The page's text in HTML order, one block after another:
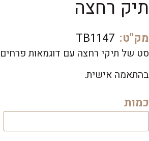
תיק רחצה
מק"ט: TB1147
סט של תיקי רחצה עם דוגמאות פרחים
בהתאמה אישית.
כמות